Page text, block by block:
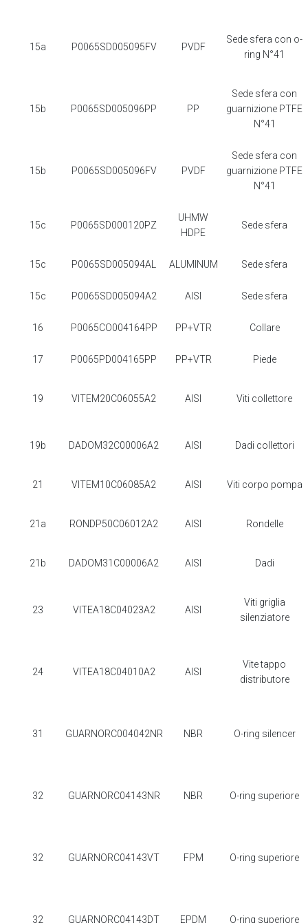
15a P0065SD005095FV PVDF
Sede sfera con o-
ring N°41
15b P0065SD005096PP PP
Sede sfera con
guarnizione PTFE
N°41
15b P0065SD005096FV PVDF
Sede sfera con
guarnizione PTFE
N°41
15c P0065SD000120PZ
UHMW
HDPE
Sede sfera
15c P0065SD005094AL ALUMINUM Sede sfera
15c P0065SD005094A2 AISI Sede sfera
16 P0065CO004164PP PP+VTR Collare
17 P0065PD004165PP PP+VTR Piede
19 VITEM20C06055A2 AISI Viti collettore
19b DADOM32C00006A2 AISI Dadi collettori
21 VITEM10C06085A2 AISI Viti corpo pompa
21a RONDP50C06012A2 AISI Rondelle
21b DADOM31C00006A2 AISI Dadi
23 VITEA18C04023A2 AISI
Viti griglia
silenziatore
24 VITEA18C04010A2 AISI
Vite tappo
distributore
31 GUARNORC004042NR NBR O-ring silencer
32 GUARNORC04143NR NBR O-ring superiore
32 GUARNORC04143VT FPM O-ring superiore
32 GUARNORC04143DT EPDM O-ring superiore